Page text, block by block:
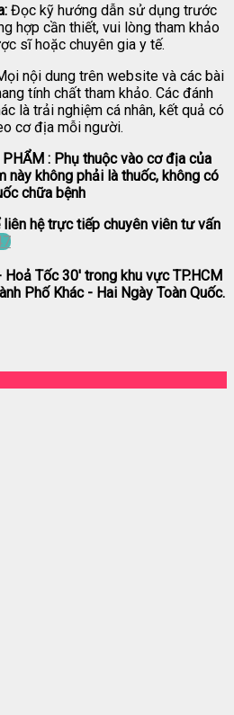
Đọc kỹ hướng dẫn sử dụng trước
hợp cần thiết, vui lòng tham khảo
sĩ hoặc chuyên gia y tế.
nội dung trên website và các bài
tính chất tham khảo. Các đánh
là trải nghiệm cá nhân, kết quả có
cơ địa mỗi người.
PHẨM : Phụ thuộc vào cơ địa của
này không phải là thuốc, không có
chữa bệnh
hệ trực tiếp chuyên viên tư vấn
Hoả Tốc 30' trong khu vực TP.HCM
Phố Khác - Hai Ngày Toàn Quốc.